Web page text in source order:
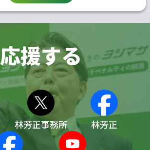
応援する
林芳正事務所 林芳正